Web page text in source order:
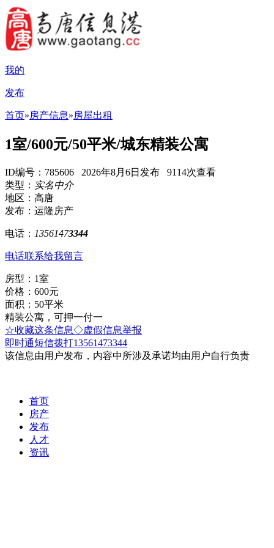
我的
发布
首页»房产信息»房屋出租
1室/600元/50平米/城东精装公寓
ID编号：785606 2026年8月6日发布 9114次查看
类型： 实名中介
地区：高唐
发布：运隆房产
电话： 13561473344
电话联系给我留言
房型：1室
价格：600元
面积：50平米
精装公寓，可押一付一
☆收藏这条信息◇虚假信息举报
即时通短信拨打13561473344
该信息由用户发布，内容中所涉及承诺均由用户自行负责
首页
房产
发布
人才
资讯